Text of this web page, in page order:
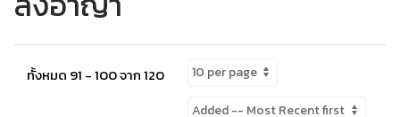
ทั้งหมด 91 - 100 จาก 120